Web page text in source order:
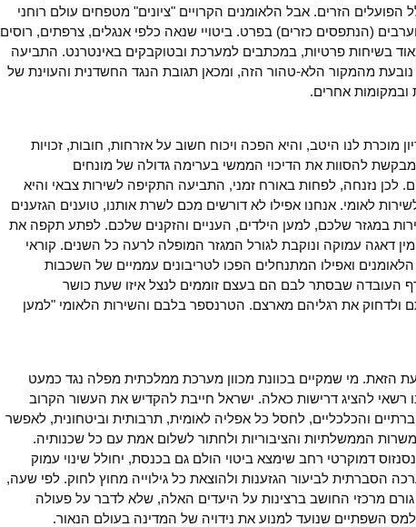
הפועלים הזרים. אבל הלאומנים הקרויים "ציונים" מטפחים עולם רוחני
(הנתפסים כזרים) בפרט. ביטויי שנאה כלפי אנגלים, צרפתים, רוסים
בשיחות פרטיות, במכתבים למערכת ובטוקבקים באינטרנט. התביעה
מהמקור הלא-טהור הזה, ומכאן תגובת הנגד החשדנית והעוינת של
ובמקומות אחרים.
מוכרת לנו היטב, והיא הפכה ויכוח חשוב על אזרחות, חובות, זכויות
להסוות את הדיכוי הממשי בערימה גדולה של מונחים
לכן נזנחה, לפחות באורח זמני, התביעה התקיפה לשירות צבאי והיא
לאומי. אנחנו אפילו לא דורשים מכם לשרת אותנו, טוענים הגזענים
במגזר שלכם, למען הילדים, העניים והזקנים שלכם. לפתע תקפה את
דאגה עמוקה ונוקבת לגורל המגזר המופלה לרעה כל השנים. קוראי
הלאומנים ואפילו המתנחלים הפכו לטריבונים עממיים של השכבות
העובדה שבסתר לבם הם בעצם זוממים לנצל איזו שעת כושר
ולדחוק את רגליהם מארצם. הטרנספר בלבם והשירות הלאומי "למען
הזאת. מי שמקיים בכוונת מכוון מערכת ממלכתית מפלה נגד כמעט
רשאי להציג דרישות כאלה. ישראל חייבת להקדיש את העשור הקרוב
והכלכליים, לחסל כל אפליה לאומית, תרבותית וביטחונית, לאפשר
הממשלתיות והציבוריות ולחתור לשלום אמת עם כל שכנותיה.
דמוקרטי רחב שימצא ביטוי הולם גם בכנסת, יחולל שינוי עמוק
הסברתית לביעור הגזענות ולהוצאת כל גילוייה מחוץ לחוק. לפי שעה,
מרכזי החושב ברצינות על היעדים האלה, שלא לדבר על פעולה
השפתיים שנועד למנוע את נידויה של המדינה בעולם הנאור.